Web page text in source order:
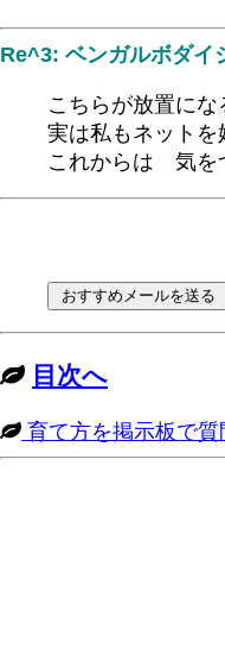
Re^3: ベンガルボダイ
こちらが放置にな
実は私もネット
これからは 気を
目次へ
育て方を掲示板で質